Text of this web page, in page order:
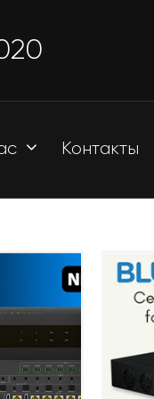
интеграция
звука и света
механики сцены
механики сцены
Контакты